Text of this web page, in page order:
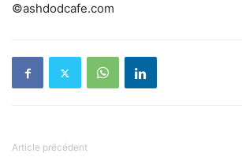
©ashdodcafe.com
Article précédent